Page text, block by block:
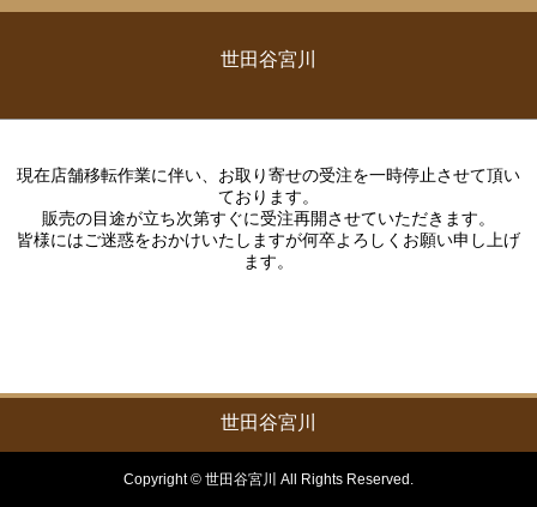
世田谷宮川
現在店舗移転作業に伴い、お取り寄せの受注を一時停止させて頂い
ております。
販売の目途が立ち次第すぐに受注再開させていただきます。
皆様にはご迷惑をおかけいたしますが何卒よろしくお願い申し上げ
ます。
世田谷宮川
Copyright © 世田谷宮川 All Rights Reserved.